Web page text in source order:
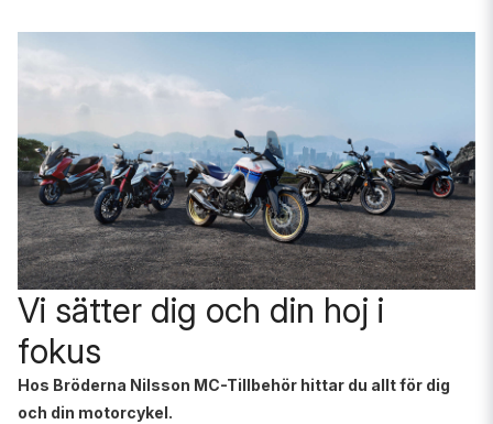
Vi sätter dig och din hoj i
fokus
Hos Bröderna Nilsson MC-Tillbehör hittar du allt för dig
och din motorcykel.